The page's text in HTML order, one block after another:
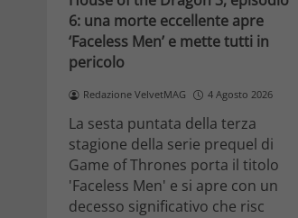
6: una morte eccellente apre
‘Faceless Men’ e mette tutti in
pericolo
Redazione VelvetMAG 4 Agosto 2026
La sesta puntata della terza
stagione della serie prequel di
Game of Thrones porta il titolo
'Faceless Men' e si apre con un
decesso significativo che risc